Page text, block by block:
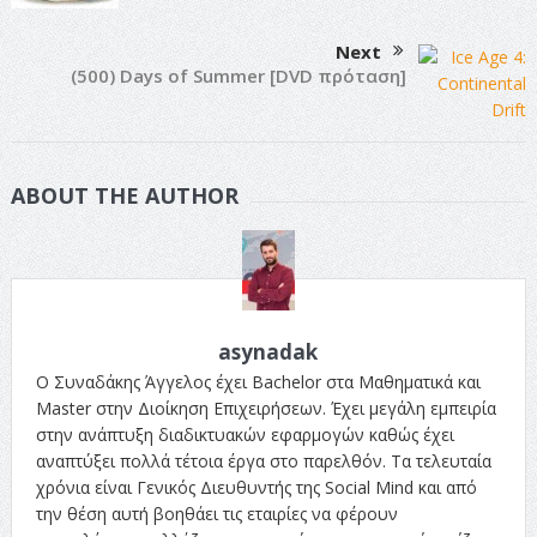
Next
(500) Days of Summer [DVD πρόταση]
ABOUT THE AUTHOR
asynadak
Ο Συναδάκης Άγγελος έχει Bachelor στα Μαθηματικά και
Master στην Διοίκηση Επιχειρήσεων. Έχει μεγάλη εμπειρία
στην ανάπτυξη διαδικτυακών εφαρμογών καθώς έχει
αναπτύξει πολλά τέτοια έργα στο παρελθόν. Τα τελευταία
χρόνια είναι Γενικός Διευθυντής της Social Mind και από
την θέση αυτή βοηθάει τις εταιρίες να φέρουν